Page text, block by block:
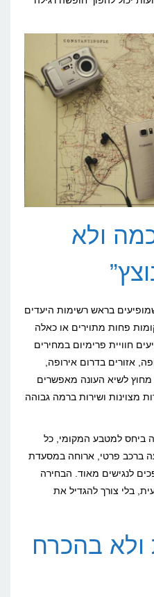
ולא
בראש רשימות היעדים
פחות מתוירים או כאלה
חוויית פרימיום במחירים
אזורים בדרום אירופה,
מחוץ לשיא העונה מאפשרים
מצוינות ושירות ברמה גבוהה
ביחס למטבע המקומי, כל
ברכב פרטי, ארוחה במסעדת
לנגישים מאוד. הבחירה
בלי צורך להגדיל את
ולא בהכרח